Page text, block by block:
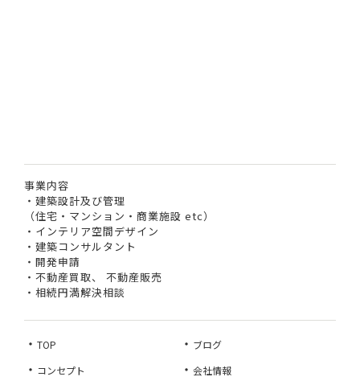
事業内容
・建築設計及び管理
（住宅・マンション・商業施設 etc）
・インテリア空間デザイン
・建築コンサルタント
・開発申請
・不動産買取、 不動産販売
・相続円満解決相談
TOP
ブログ
コンセプト
会社情報